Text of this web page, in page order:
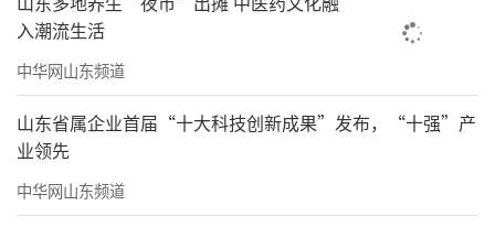
入潮流生活
中华网山东频道
山东省属企业首届“十大科技创新成果”发布，“十强”产
业领先
中华网山东频道